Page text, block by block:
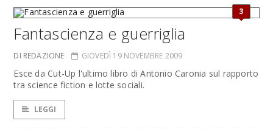
3
Fantascienza e guerriglia
DI REDAZIONE GIOVEDÌ 19 NOVEMBRE 2009
Esce da Cut-Up l'ultimo libro di Antonio Caronia sul rapporto
tra science fiction e lotte sociali.
LEGGI